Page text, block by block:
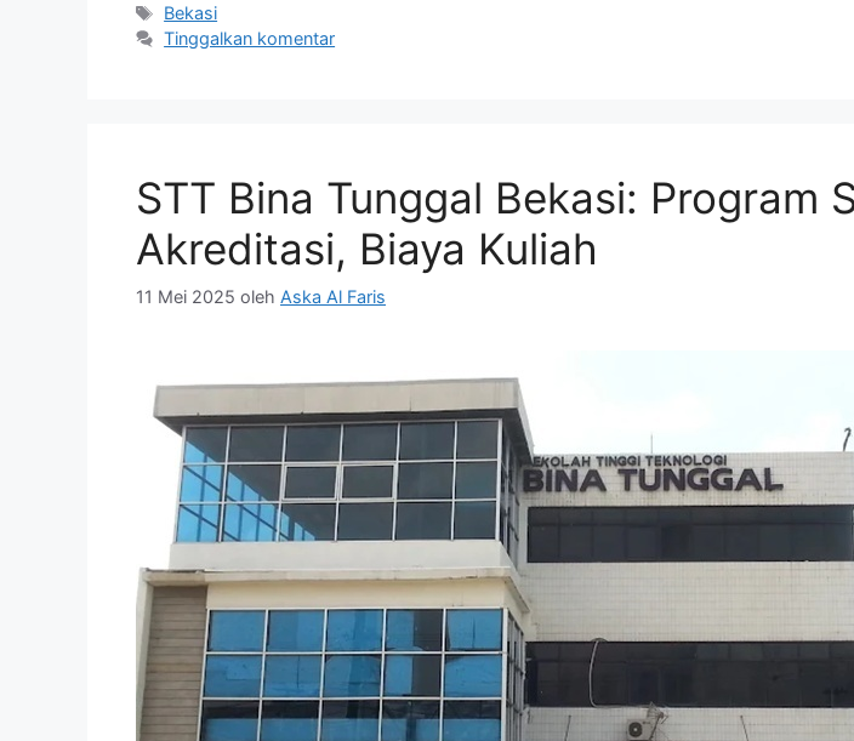
Tag
Bekasi
Tinggalkan komentar
STT Bina Tunggal Bekasi: Program
Akreditasi, Biaya Kuliah
11 Mei 2025 oleh Aska Al Faris